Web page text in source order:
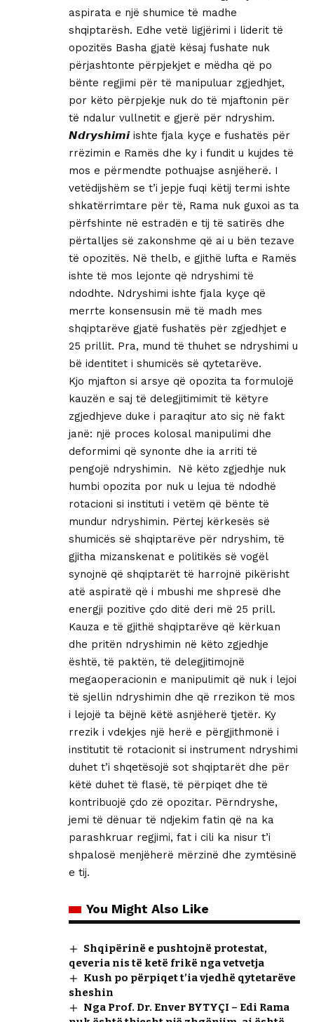
aspirata e një shumice të madhe
shqiptarësh. Edhe vetë ligjërimi i liderit të
opozitës Basha gjatë kësaj fushate nuk
përjashtonte përpjekjet e mëdha që po
bënte regjimi për të manipuluar zgjedhjet,
por këto përpjekje nuk do të mjaftonin për
të ndalur vullnetit e gjerë për ndryshim.
𝙉𝙙𝙧𝙮𝙨𝙝𝙞𝙢𝙞 ishte fjala kyçe e fushatës për
rrëzimin e Ramës dhe ky i fundit u kujdes të
mos e përmendte pothuajse asnjëherë. I
vetëdijshëm se t’i jepje fuqi këtij termi ishte
shkatërrimtare për të, Rama nuk guxoi as ta
përfshinte në estradën e tij të satirës dhe
përtalljes së zakonshme që ai u bën tezave
të opozitës. Në thelb, e gjithë lufta e Ramës
ishte të mos lejonte që ndryshimi të
ndodhte. Ndryshimi ishte fjala kyçe që
merrte konsensusin më të madh mes
shqiptarëve gjatë fushatës për zgjedhjet e
25 prillit. Pra, mund të thuhet se ndryshimi u
bë identitet i shumicës së qytetarëve.
Kjo mjafton si arsye që opozita ta formulojë
kauzën e saj të delegjitimimit të këtyre
zgjedhjeve duke i paraqitur ato siç në fakt
janë: një proces kolosal manipulimi dhe
deformimi që synonte dhe ia arriti të
pengojë ndryshimin. Në këto zgjedhje nuk
humbi opozita por nuk u lejua të ndodhë
rotacioni si instituti i vetëm që bënte të
mundur ndryshimin. Përtej kërkesës së
shumicës së shqiptarëve për ndryshim, të
gjitha mizanskenat e politikës së vogël
synojnë që shqiptarët të harrojnë pikërisht
atë aspiratë që i mbushi me shpresë dhe
energji pozitive çdo ditë deri më 25 prill.
Kauza e të gjithë shqiptarëve që kërkuan
dhe pritën ndryshimin në këto zgjedhje
është, të paktën, të delegjitimojnë
megaoperacionin e manipulimit që nuk i lejoi
të sjellin ndryshimin dhe që rrezikon të mos
i lejojë ta bëjnë këtë asnjëherë tjetër. Ky
rrezik i vdekjes një herë e përgjithmonë i
institutit të rotacionit si instrument ndryshimi
duhet t’i shqetësojë sot shqiptarët dhe për
këtë duhet të flasë, të përpiqet dhe të
kontribuojë çdo zë opozitar. Përndryshe,
jemi të dënuar të ndjekim fatin që na ka
parashkruar regjimi, fat i cili ka nisur t’i
shpalosë menjëherë mërzinë dhe zymtësinë
e tij.
You Might Also Like
Shqipërinë e pushtojnë protestat,
qeveria nis të ketë frikë nga vetvetja
Kush po përpiqet t’ia vjedhë qytetarëve
sheshin
Nga Prof. Dr. Enver BYTYÇI – Edi Rama